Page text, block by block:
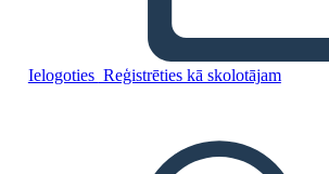
Ielogoties Reģistrēties kā skolotājam
स्पेलिंग पेपर 1
IZVEIDOT STĀSTU SHĒMU